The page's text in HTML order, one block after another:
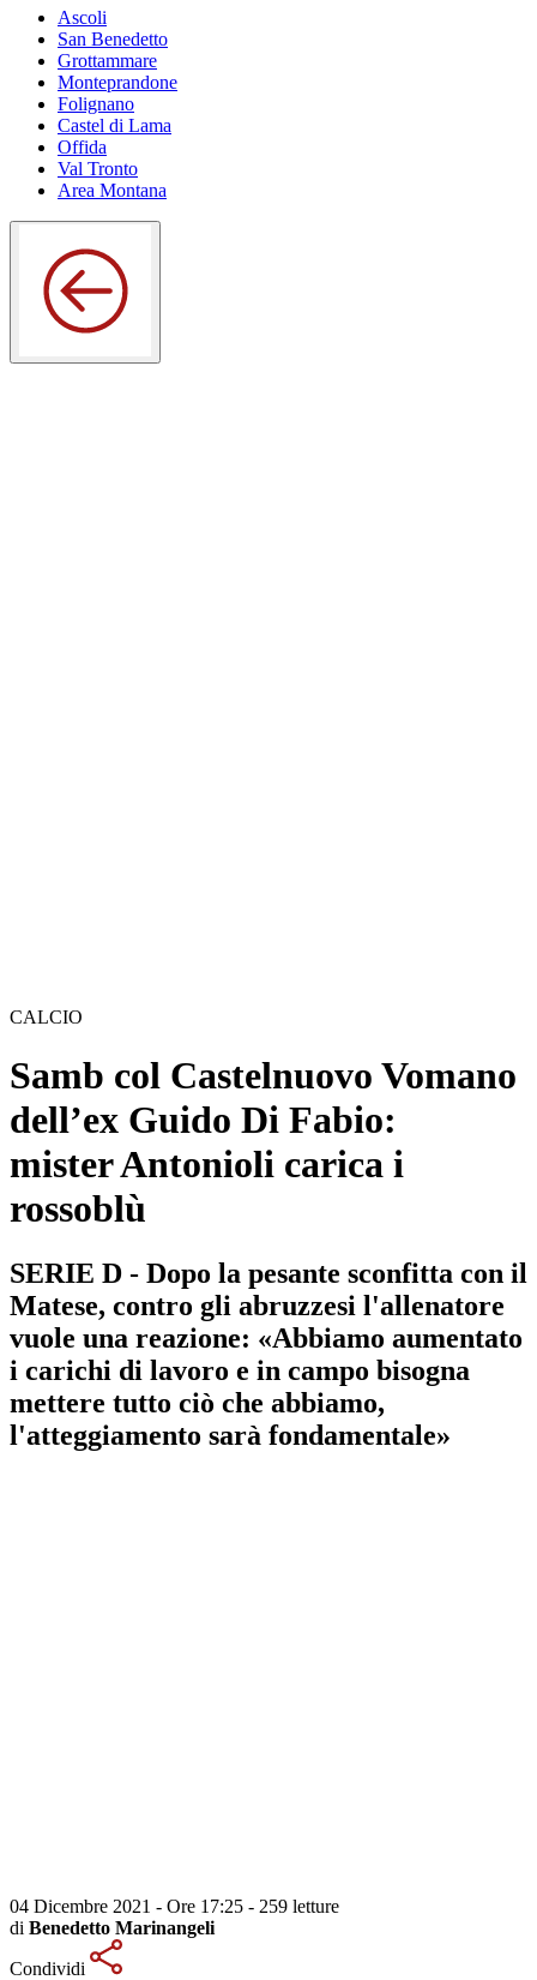
Ascoli
San Benedetto
Grottammare
Monteprandone
Folignano
Castel di Lama
Offida
Val Tronto
Area Montana
CALCIO
Samb col Castelnuovo Vomano
dell’ex Guido Di Fabio:
mister Antonioli carica i
rossoblù
SERIE D - Dopo la pesante sconfitta con il
Matese, contro gli abruzzesi l'allenatore
vuole una reazione: «Abbiamo aumentato
i carichi di lavoro e in campo bisogna
mettere tutto ciò che abbiamo,
l'atteggiamento sarà fondamentale»
04 Dicembre 2021 - Ore 17:25 - 259 letture
di Benedetto Marinangeli
Condividi